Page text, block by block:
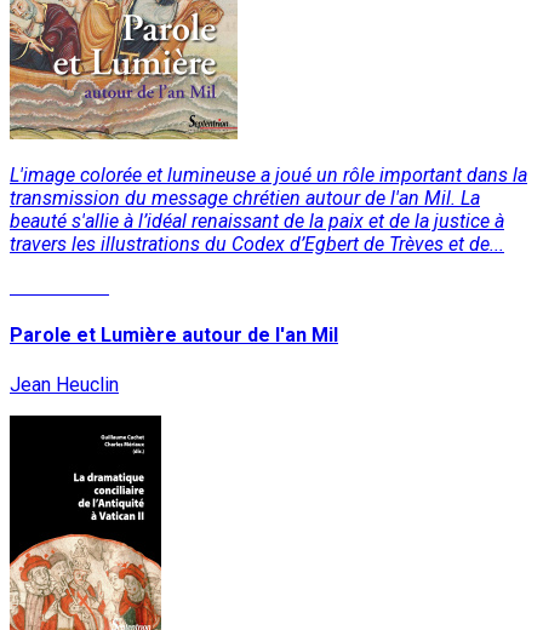
L'image colorée et lumineuse a joué un rôle important dans la
transmission du message chrétien autour de l'an Mil. La
beauté s'allie à l’idéal renaissant de la paix et de la justice à
travers les illustrations du Codex d’Egbert de Trèves et de...
Parole et Lumière autour de l'an Mil
Jean Heuclin